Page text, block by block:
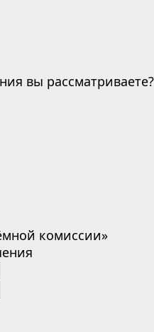
вы рассматриваете?
комиссии»